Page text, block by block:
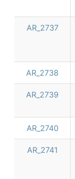
AR_2737
AR_2738
AR_2739
AR_2740
AR_2741